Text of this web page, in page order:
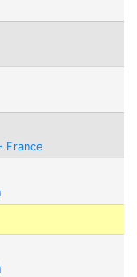
France